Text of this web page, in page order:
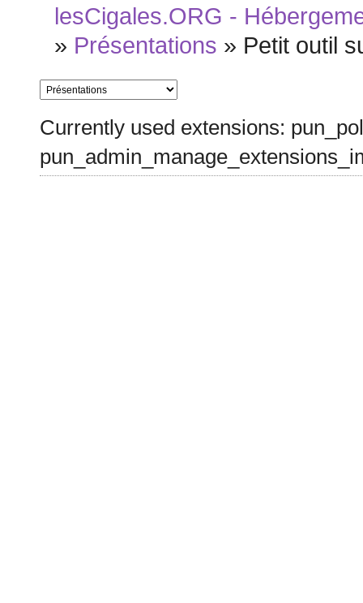
lesCigales.ORG -
» Présentations » Petit outil
Currently used extensions: